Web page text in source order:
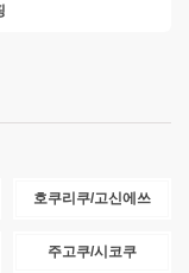
호쿠리쿠/고신에쓰
주고쿠/시코쿠